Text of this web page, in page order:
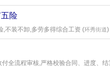
险
,不装不卸,多劳多得综合工资 (环秀街道)
全流程审核,严格校验合同、进度、